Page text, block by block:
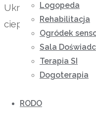
Logopeda
Rehabilitacja
Ogródek
Sala
Terapia SI
Dogoterapia
RODO
Ukrainie, mogły
ciepła płynącego od